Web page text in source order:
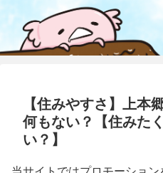
【住みやすさ】上本
何もない？【住みた
い？】